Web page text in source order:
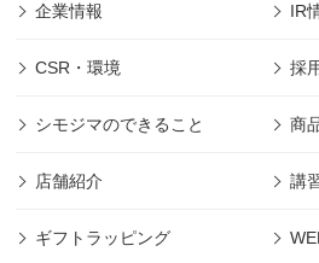
企業情報 IR
CSR・環境 採
シモジマのできること 商
店舗紹介 講
ギフトラッピング